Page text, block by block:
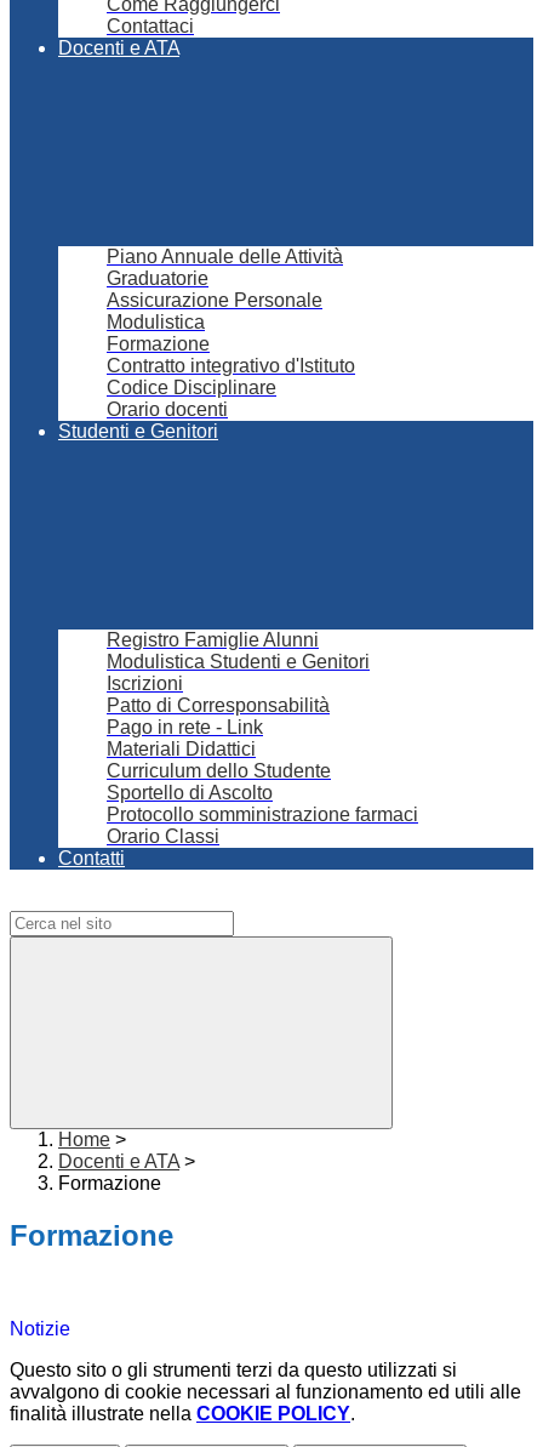
Come Raggiungerci
Contattaci
Docenti e ATA
Piano Annuale delle Attività
Graduatorie
Assicurazione Personale
Modulistica
Formazione
Contratto integrativo d'Istituto
Codice Disciplinare
Orario docenti
Studenti e Genitori
Registro Famiglie Alunni
Modulistica Studenti e Genitori
Iscrizioni
Patto di Corresponsabilità
Pago in rete - Link
Materiali Didattici
Curriculum dello Studente
Sportello di Ascolto
Protocollo somministrazione farmaci
Orario Classi
Contatti
Home >
Docenti e ATA >
Formazione
Formazione
Notizie
Questo sito o gli strumenti terzi da questo utilizzati si
avvalgono di cookie necessari al funzionamento ed utili alle
finalità illustrate nella COOKIE POLICY.